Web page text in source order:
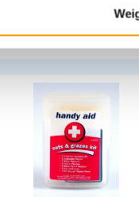
In winkelwagen
Uitverkocht